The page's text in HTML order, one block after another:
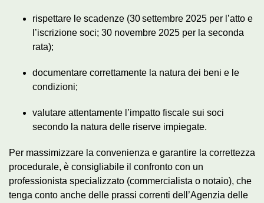
rispettare le scadenze (30 settembre 2025 per l’atto e
l’iscrizione soci; 30 novembre 2025 per la seconda
rata);
documentare correttamente la natura dei beni e le
condizioni;
valutare attentamente l’impatto fiscale sui soci
secondo la natura delle riserve impiegate.
Per massimizzare la convenienza e garantire la correttezza
procedurale, è consigliabile il confronto con un
professionista specializzato (commercialista o notaio), che
tenga conto anche delle prassi correnti dell’Agenzia delle